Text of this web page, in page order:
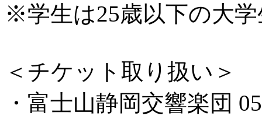
※学生は25歳以下の大
＜チケット取り扱い＞
・富士山静岡交響楽団